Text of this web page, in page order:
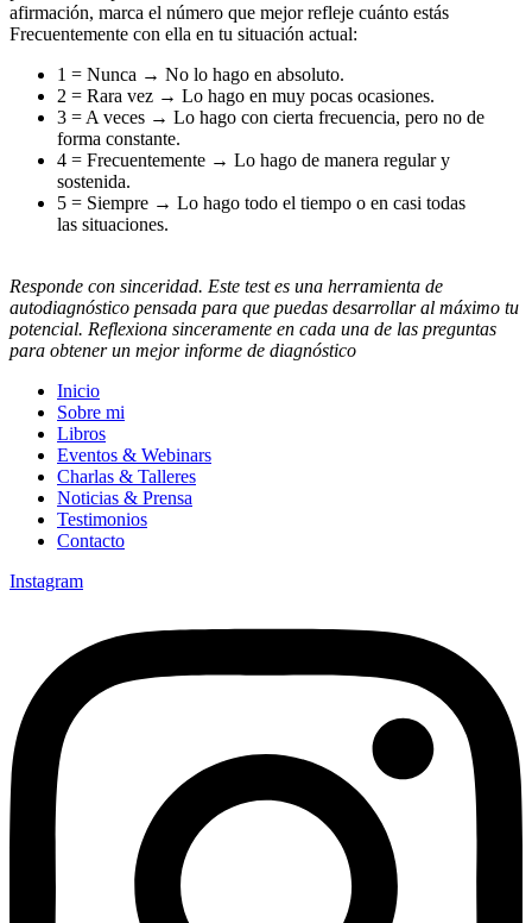
afirmación, marca el número que mejor refleje cuánto estás
Frecuentemente con ella en tu situación actual:
1 = Nunca → No lo hago en absoluto.
2 = Rara vez → Lo hago en muy pocas ocasiones.
3 = A veces → Lo hago con cierta frecuencia, pero no de
forma constante.
4 = Frecuentemente → Lo hago de manera regular y
sostenida.
5 = Siempre → Lo hago todo el tiempo o en casi todas
las situaciones.
Responde con sinceridad. Este test es una herramienta de
autodiagnóstico pensada para que puedas desarrollar al máximo tu
potencial. Reflexiona sinceramente en cada una de las preguntas
para obtener un mejor informe de diagnóstico
Inicio
Sobre mi
Libros
Eventos & Webinars
Charlas & Talleres
Noticias & Prensa
Testimonios
Contacto
Instagram